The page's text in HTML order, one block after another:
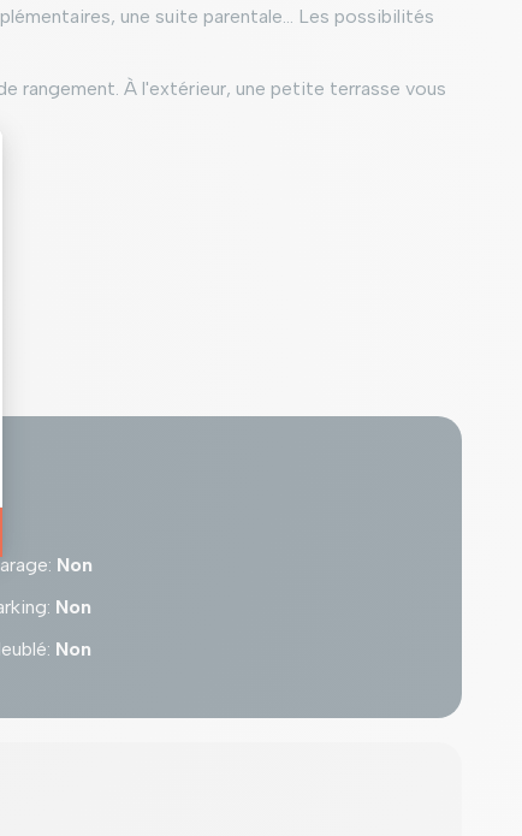
une suite parentale… Les possibilités
rangement. À l'extérieur, une petite terrasse vous
: Non
: Non
: Non